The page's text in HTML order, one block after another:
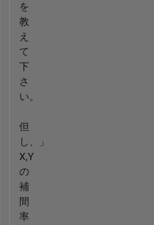
を
教
え
て
下
さ
い。
但
し、」
X,Y
の
補
間
率